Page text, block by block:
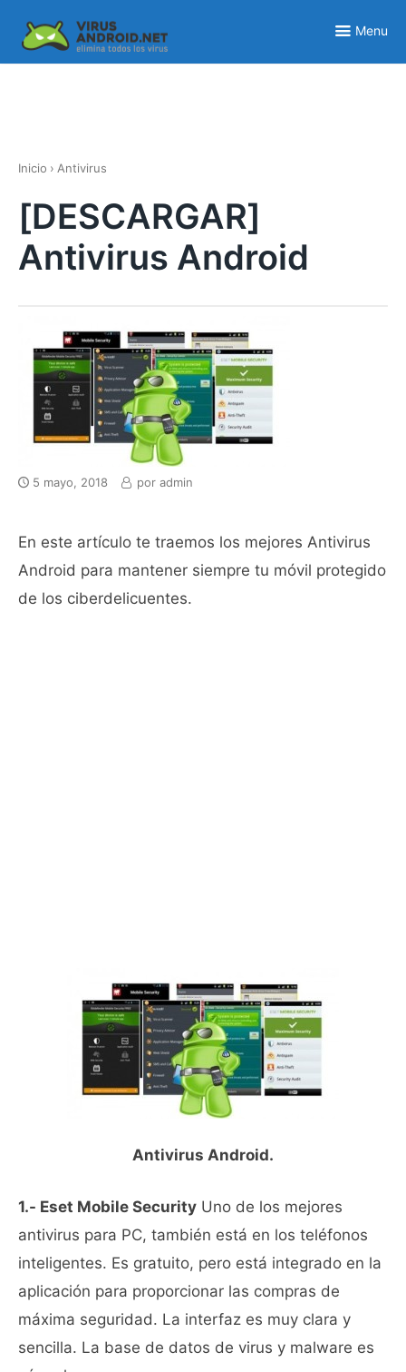
content
Menu
Inicio › Antivirus
[DESCARGAR]
Antivirus Android
5 mayo, 2018 por admin
En este artículo te traemos los mejores Antivirus
Android para mantener siempre tu móvil protegido
de los ciberdelicuentes.
Antivirus Android.
1.- Eset Mobile Security Uno de los mejores
antivirus para PC, también está en los teléfonos
inteligentes. Es gratuito, pero está integrado en la
aplicación para proporcionar las compras de
máxima seguridad. La interfaz es muy clara y
sencilla. La base de datos de virus y malware es